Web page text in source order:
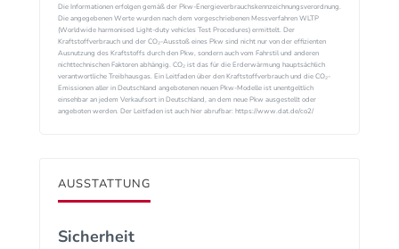
Die Informationen erfolgen gemäß der Pkw-Energieverbrauchskennzeichnungsverordnung.
Die angegebenen Werte wurden nach dem vorgeschriebenen Messverfahren WLTP
(Worldwide harmonised Light-duty vehicles Test Procedures) ermittelt. Der
Kraftstoffverbrauch und der CO₂-Ausstoß eines Pkw sind nicht nur von der effizienten
Ausnutzung des Kraftstoffs durch den Pkw, sondern auch vom Fahrstil und anderen
nichttechnischen Faktoren abhängig. CO₂ ist das für die Erderwärmung hauptsächlich
verantwortliche Treibhausgas. Ein Leitfaden über den Kraftstoffverbrauch und die CO₂-
Emissionen aller in Deutschland angebotenen neuen Pkw-Modelle ist unentgeltlich
einsehbar an jedem Verkaufsort in Deutschland, an dem neue Pkw ausgestellt oder
angeboten werden. Der Leitfaden ist auch hier abrufbar: https://www.dat.de/co2/
AUSSTATTUNG
Sicherheit